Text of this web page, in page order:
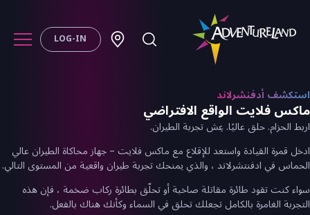
LOG-IN
استكشف أدفنشرلاند
ماكس فلايت الواقع الافتراضي
اربط الحزام. حلق عاليًا. عِش تجربة الطيران.
ادخل قمرة القيادة واستعد للإقلاع مع ماكس فلايت – جهاز محاكاة الطيران عالي
الحماس في ادفنتشرلاند ، والذي يمنحك تجربة طيران واقعية من المستوى التالي.
سواء كنت تقود طائرة مقاتلة صاخبة أو تحلّق بطائرة ركاب ضخمة ، فإن هذه
التجربة الغامرة بالكامل تجعلك تحلق في السماء وكأنك هناك بالفعل.